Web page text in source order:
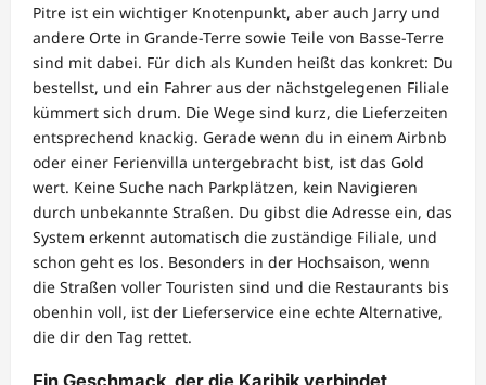
Pitre ist ein wichtiger Knotenpunkt, aber auch Jarry und
andere Orte in Grande-Terre sowie Teile von Basse-Terre
sind mit dabei. Für dich als Kunden heißt das konkret: Du
bestellst, und ein Fahrer aus der nächstgelegenen Filiale
kümmert sich drum. Die Wege sind kurz, die Lieferzeiten
entsprechend knackig. Gerade wenn du in einem Airbnb
oder einer Ferienvilla untergebracht bist, ist das Gold
wert. Keine Suche nach Parkplätzen, kein Navigieren
durch unbekannte Straßen. Du gibst die Adresse ein, das
System erkennt automatisch die zuständige Filiale, und
schon geht es los. Besonders in der Hochsaison, wenn
die Straßen voller Touristen sind und die Restaurants bis
obenhin voll, ist der Lieferservice eine echte Alternative,
die dir den Tag rettet.
Ein Geschmack, der die Karibik verbindet